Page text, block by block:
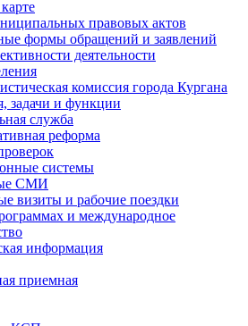
правовых актов
формы обращений и заявлений
деятельности
комиссия города Кургана
задачи и функции
служба
реформа
системы
СМИ
визиты и рабочие поездки
и международное
информация
приемная